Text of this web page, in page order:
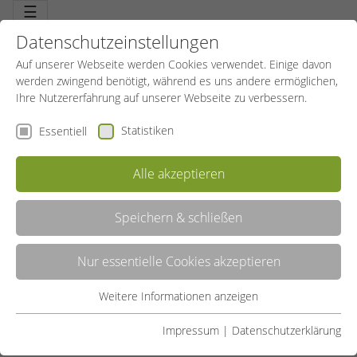
☰
LISTE
Datenschutzeinstellungen
Auf unserer Webseite werden Cookies verwendet. Einige davon
werden zwingend benötigt, während es uns andere ermöglichen,
Ihre Nutzererfahrung auf unserer Webseite zu verbessern.
Essentiell Statistiken
Alle akzeptieren
Speichern & schließen
Nur essentielle Cookies akzeptieren
Essentielle Cookies werden für grundlegende Funktionen der
Weitere Informationen anzeigen
Impressum | Datenschutzerklärung